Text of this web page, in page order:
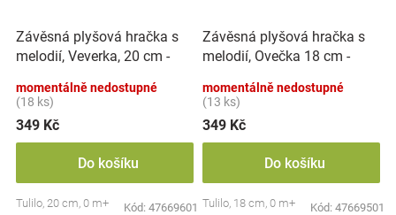
Závěsná plyšová hračka s
melodií, Veverka, 20 cm -
momentálně nedostupné
(18 ks)
349 Kč
Do košíku
Tulilo, 20 cm, 0 m+ Kód: 47669601
Závěsná plyšová hračka s
melodií, Ovečka 18 cm -
momentálně nedostupné
(13 ks)
349 Kč
Do košíku
Tulilo, 18 cm, 0 m+ Kód: 47669501